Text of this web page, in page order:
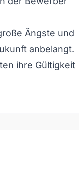
Ängste und
anbelangt.
ihre Gültigkeit